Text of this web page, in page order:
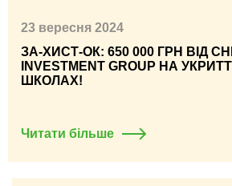
23 вересня 2024
ЗА-ХИСТ-ОК: 650 000 ГРН ВІД
INVESTMENT GROUP НА
ШКОЛАХ!
Читати більше